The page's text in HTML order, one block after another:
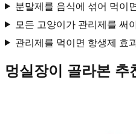
분말제를 음식에 섞어 먹이
모든 고양이가 관리제를 써
관리제를 먹이면 항생제 효
멍실장이 골라본 추